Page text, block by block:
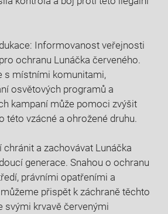
Informovanost veřejnosti
ochranu Lunáčka červeného.
s místními komunitami,
osvětových programů a
kampaní může pomoci zvýšit
této vzácné a ohrožené druhu.
a zachovávat Lunáčka
generace. Snahou o ochranu
právními opatřeními a
přispět k záchraně těchto
svými krvavě červenými